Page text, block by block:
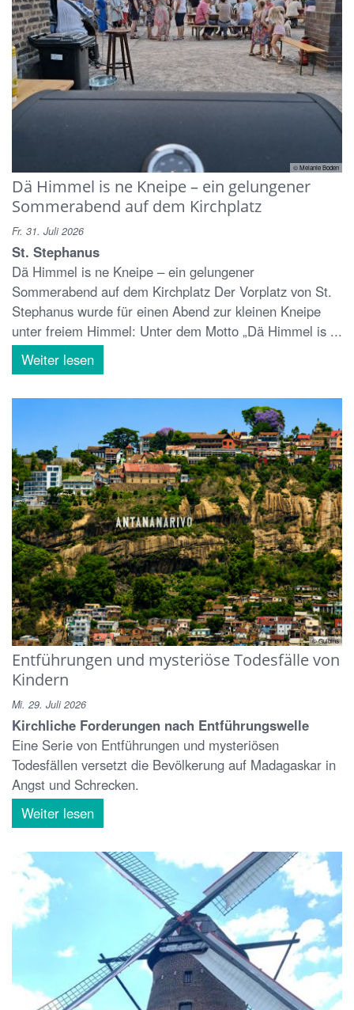
© Melanie Boden
Dä Himmel is ne Kneipe – ein gelungener
Sommerabend auf dem Kirchplatz
Fr. 31. Juli 2026
St. Stephanus
Dä Himmel is ne Kneipe – ein gelungener
Sommerabend auf dem Kirchplatz Der Vorplatz von St.
Stephanus wurde für einen Abend zur kleinen Kneipe
unter freiem Himmel: Unter dem Motto „Dä Himmel is ...
Weiter lesen
© Gulbins
Entführungen und mysteriöse Todesfälle von
Kindern
Mi. 29. Juli 2026
Kirchliche Forderungen nach Entführungswelle
Eine Serie von Entführungen und mysteriösen
Todesfällen versetzt die Bevölkerung auf Madagaskar in
Angst und Schrecken.
Weiter lesen